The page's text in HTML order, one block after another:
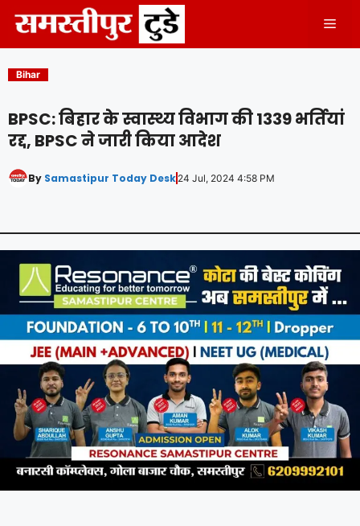
content
Bihar
BPSC: बिहार के स्वास्थ्य विभाग की 1339 भर्तियां
रद्द, BPSC ने जारी किया आदेश
By Samastipur Today Desk 24 Jul, 2024 4:58 PM